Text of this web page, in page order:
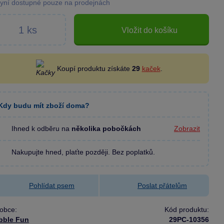
dostupné pouze na prodejnách
Vložit do košíku
Koupí produktu získáte 29 kaček.
budu mít zboží doma?
Ihned k odběru na několika pobočkách Zobrazit
Nakupujte hned, plaťte později. Bez poplatků.
Pohlídat psem Poslat přátelům
Fun
Kód produktu:
29PC-10356